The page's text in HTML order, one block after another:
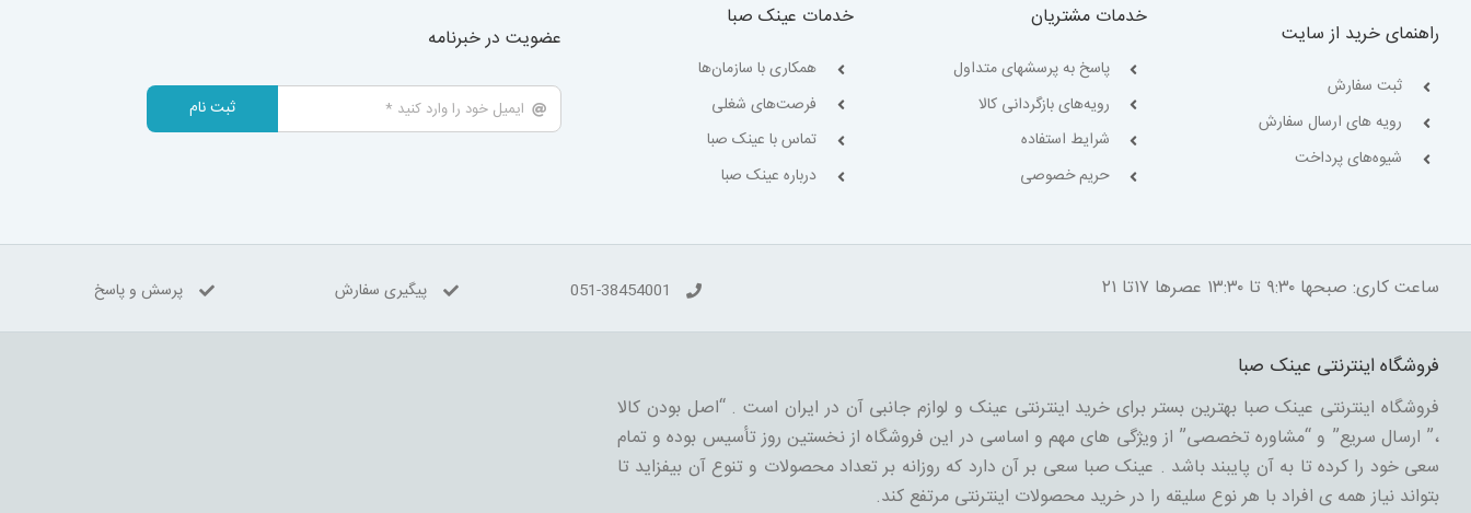
راهنمای خرید از سایت
ثبت سفارش
رویه های ارسال سفارش
شیوه‌های پرداخت
خدمات مشتریان
پاسخ به پرسشهای متداول
رویه‌های بازگردانی کالا
شرایط استفاده
حریم خصوصی
خدمات عینک صبا
همکاری با سازمان‌ها
فرصت‌های شغلی
تماس با عینک صبا
درباره عینک صبا
عضویت در خبرنامه
ثبت نام
ساعت کاری: صبحها ۹:۳۰ تا ۱۳:۳۰ عصرها ۱۷تا ۲۱ 051-38454001 پیگیری سفارش پرسش و پاسخ
فروشگاه اینترنتی عینک صبا
فروشگاه اینترنتی عینک صبا بهترین بستر برای خرید اینترنتی عینک و لوازم جانبی آن در ایران است . “اصل بودن کالا
،” ارسال سریع” و “مشاوره تخصصی” از ویژگی های مهم و اساسی در این فروشگاه از نخستین روز تأسیس بوده و تمام
سعی خود را کرده تا به آن پایبند باشد . عینک صبا سعی بر آن دارد که روزانه بر تعداد محصولات و تنوع آن بیفزاید تا
بتواند نیاز همه ی افراد با هر نوع سلیقه را در خرید محصولات اینترنتی مرتفع کند.